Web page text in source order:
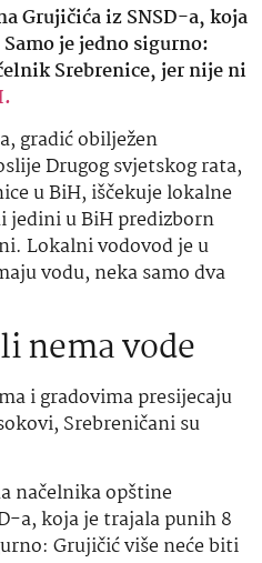
Grujičića iz SNSD-a, koja
je jedno sigurno:
Srebrenice, jer nije ni
gradić obilježen
Drugog svjetskog rata,
u BiH, iščekuje lokalne
jedini u BiH predizborn
Lokalni vodovod je u
vodu, neka samo dva
nema vode
i gradovima presijecaju
Srebreničani su
načelnika opštine
a, koja je trajala punih 8
Grujičić više neće biti